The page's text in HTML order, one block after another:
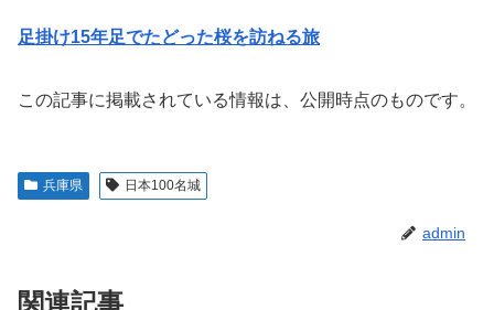
足掛け15年足でたどった桜を訪ねる旅
この記事に掲載されている情報は、公開時点のものです。
兵庫県 日本100名城
admin
関連記事